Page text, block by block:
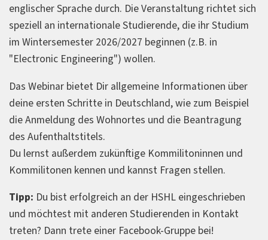
englischer Sprache durch. Die Veranstaltung richtet sich
speziell an internationale Studierende, die ihr Studium
im Wintersemester 2026/2027 beginnen (z.B. in
"Electronic Engineering") wollen.
Das Webinar bietet Dir allgemeine Informationen über
deine ersten Schritte in Deutschland, wie zum Beispiel
die Anmeldung des Wohnortes und die Beantragung
des Aufenthaltstitels.
Du lernst außerdem zukünftige Kommilitoninnen und
Kommilitonen kennen und kannst Fragen stellen.
Tipp: Du bist erfolgreich an der HSHL eingeschrieben
und möchtest mit anderen Studierenden in Kontakt
treten? Dann trete einer Facebook-Gruppe bei!